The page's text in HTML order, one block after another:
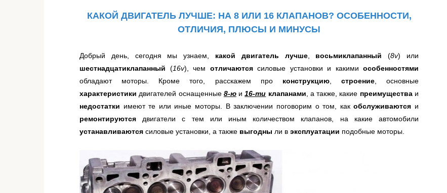
КАКОЙ ДВИГАТЕЛЬ ЛУЧШЕ: НА 8 ИЛИ 16 КЛАПАНОВ? ОСОБЕННОСТИ,
ОТЛИЧИЯ, ПЛЮСЫ И МИНУСЫ
Добрый день, сегодня мы узнаем, какой двигатель лучше, восьмиклапанный(8v)
или
шестнадцатиклапанный (16v), чем отличаютсясиловые установки и какими особенностями
обладают моторы. Кроме того, расскажем про конструкцию, строение, основные
характеристики двигателей оснащенные 8-юи16-ти клапанами , а также, какие преимуществаи
недостатки имеютте или иные моторы. В заключении поговорим о том, какобслуживаются и
ремонтируются двигатели с тем или иным количеством клапанов, на какие автомобили
устанавливаются силовые установки, а также выгодны ли в эксплуатации подобные моторы